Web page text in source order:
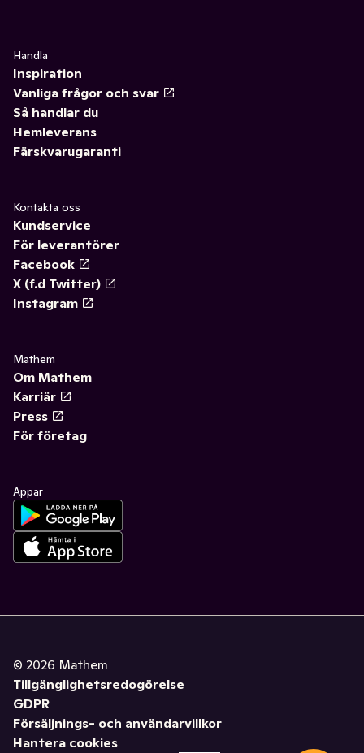
Handla
Inspiration
Vanliga frågor och svar
Så handlar du
Hemleverans
Färskvarugaranti
Kontakta oss
Kundservice
För leverantörer
Facebook
X (f.d Twitter)
Instagram
Mathem
Om Mathem
Karriär
Press
För företag
Appar
© 2026 Mathem
Tillgänglighetsredogörelse
GDPR
Försäljnings- och användarvillkor
Hantera cookies